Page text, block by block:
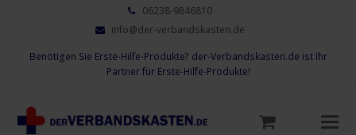
06238-9846810
info@der-verbandskasten.de
Benötigen Sie Erste-Hilfe-Produkte? der-Verbandskasten.de ist Ihr
Partner für Erste-Hilfe-Produkte!